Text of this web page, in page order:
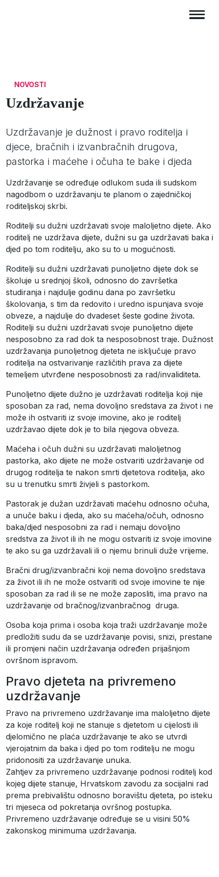
NOVOSTI
Uzdržavanje
Uzdržavanje je dužnost i pravo roditelja i
djece, bračnih i izvanbračnih drugova,
pastorka i maćehe i očuha te bake i djeda
Uzdržavanje se određuje odlukom suda ili sudskom
nagodbom o uzdržavanju te planom o zajedničkoj
roditeljskoj skrbi.
Roditelji su dužni uzdržavati svoje maloljetno dijete. Ako
roditelj ne uzdržava dijete, dužni su ga uzdržavati baka i
djed po tom roditelju, ako su to u mogućnosti.
Roditelji su dužni uzdržavati punoljetno dijete dok se
školuje u srednjoj školi, odnosno do završetka
studiranja i najdulje godinu dana po završetku
školovanja, s tim da redovito i uredno ispunjava svoje
obveze, a najdulje do dvadeset šeste godine života.
Roditelji su dužni uzdržavati svoje punoljetno dijete
nesposobno za rad dok ta nesposobnost traje. Dužnost
uzdržavanja punoljetnog djeteta ne isključuje pravo
roditelja na ostvarivanje različitih prava za dijete
temeljem utvrđene nesposobnosti za rad/invaliditeta.
Punoljetno dijete dužno je uzdržavati roditelja koji nije
sposoban za rad, nema dovoljno sredstava za život i ne
može ih ostvariti iz svoje imovine, ako je roditelj
uzdržavao dijete dok je to bila njegova obveza.
Maćeha i očuh dužni su uzdržavati maloljetnog
pastorka, ako dijete ne može ostvariti uzdržavanje od
drugog roditelja te nakon smrti djetetova roditelja, ako
su u trenutku smrti živjeli s pastorkom.
Pastorak je dužan uzdržavati maćehu odnosno očuha,
a unuče baku i djeda, ako su maćeha/očuh, odnosno
baka/djed nesposobni za rad i nemaju dovoljno
sredstva za život ili ih ne mogu ostvariti iz svoje imovine
te ako su ga uzdržavali ili o njemu brinuli duže vrijeme.
Bračni drug/izvanbračni koji nema dovoljno sredstava
za život ili ih ne može ostvariti od svoje imovine te nije
sposoban za rad ili se ne može zaposliti, ima pravo na
uzdržavanje od bračnog/izvanbračnog druga.
Osoba koja prima i osoba koja traži uzdržavanje može
predložiti sudu da se uzdržavanje povisi, snizi, prestane
ili promjeni način uzdržavanja određen prijašnjom
ovršnom ispravom.
Pravo djeteta na privremeno
uzdržavanje
Pravo na privremeno uzdržavanje ima maloljetno dijete
za koje roditelj koji ne stanuje s djetetom u cijelosti ili
djelomično ne plaća uzdržavanje te ako se utvrdi
vjerojatnim da baka i djed po tom roditelju ne mogu
pridonositi za uzdržavanje unuka.
Zahtjev za privremeno uzdržavanje podnosi roditelj kod
kojeg dijete stanuje, Hrvatskom zavodu za socijalni rad
prema prebivalištu odnosno boravištu djeteta, po isteku
tri mjeseca od pokretanja ovršnog postupka.
Privremeno uzdržavanje određuje se u visini 50%
zakonskog minimuma uzdržavanja.